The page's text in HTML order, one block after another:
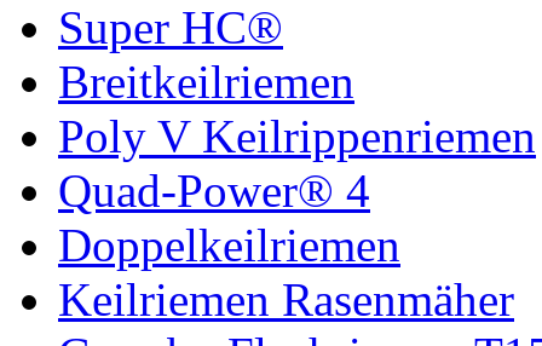
Super HC®
Breitkeilriemen
Poly V Keilrippenriemen
Quad-Power® 4
Doppelkeilriemen
Keilriemen Rasenmäher